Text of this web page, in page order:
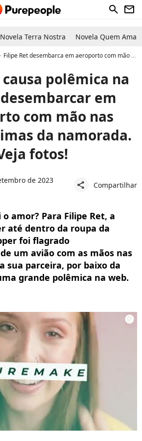
search newsletter
Novela Terra Nostra Novela Quem Ama
Filipe Ret desembarca em aeroporto com mão nas partes íntimas da namorada e causa polêmica na web. Veja fotos!
polêmica na
em
com mão nas
da namorada.
fotos!
de 2023
share Compartilhar
amor? Para Filipe Ret, a
até dentro da roupa da
foi flagrado
um avião com as mãos nas
sua parceira, por baixo da
grande polêmica na web.